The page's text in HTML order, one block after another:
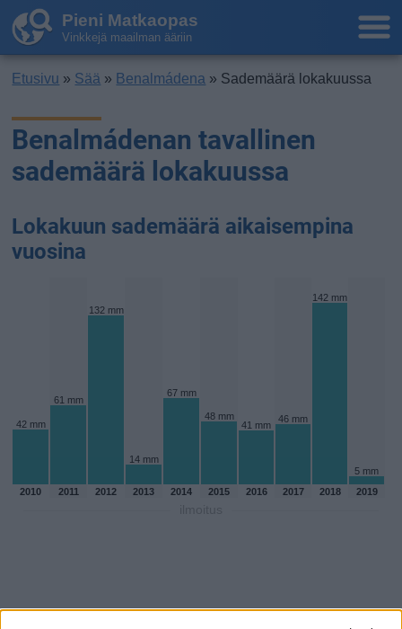
Pieni Matkaopas
Vinkkejä maailman ääriin
Etusivu » Sää » Benalmádena » Sademäärä lokakuussa
Benalmádenan tavallinen
sademäärä lokakuussa
Lokakuun sademäärä aikaisempina
vuosina
42 mm
61 mm
132 mm
14 mm
67 mm
48 mm
41 mm
46 mm
142 mm
5 mm
2010
2011 2012 2013 2014 2015 2016 2017 2018 2019